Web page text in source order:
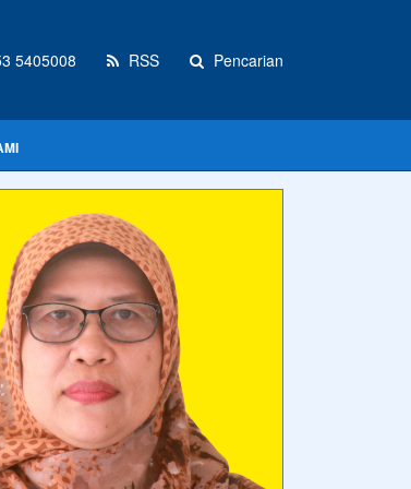
5405008 RSS Pencarian